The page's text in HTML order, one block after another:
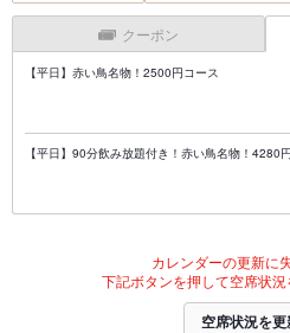
クーポン
【平日】赤い鳥名物！2500円コース
【平日】90分飲み放題付き！赤い鳥名物！4280
カレンダーの更新に
下記ボタンを押して空席状況
空席状況を